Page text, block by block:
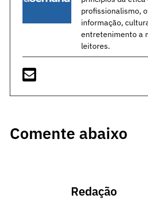
profissionalismo,
informação,
entretenimento a
leitores.
Comente abaixo
Redação